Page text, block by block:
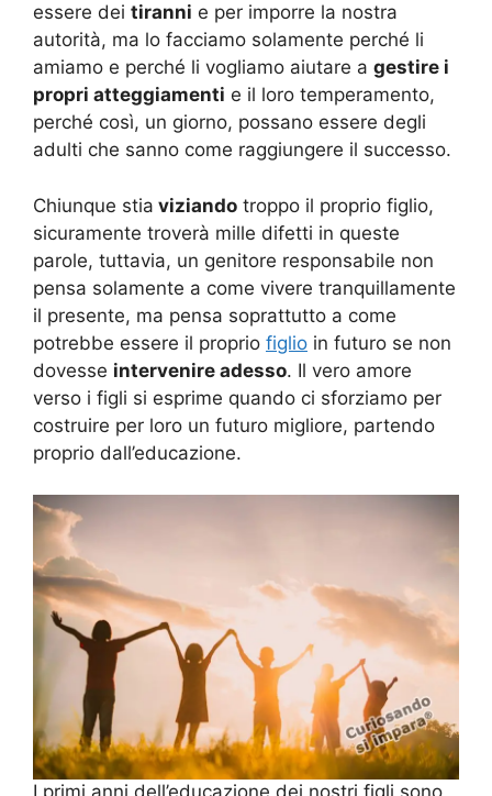
essere dei tiranni e per imporre la nostra
autorità, ma lo facciamo solamente perché li
amiamo e perché li vogliamo aiutare a gestire i
propri atteggiamenti e il loro temperamento,
perché così, un giorno, possano essere degli
adulti che sanno come raggiungere il successo.
Chiunque stia viziando troppo il proprio figlio,
sicuramente troverà mille difetti in queste
parole, tuttavia, un genitore responsabile non
pensa solamente a come vivere tranquillamente
il presente, ma pensa soprattutto a come
potrebbe essere il proprio figlio in futuro se non
dovesse intervenire adesso. Il vero amore
verso i figli si esprime quando ci sforziamo per
costruire per loro un futuro migliore, partendo
proprio dall’educazione.